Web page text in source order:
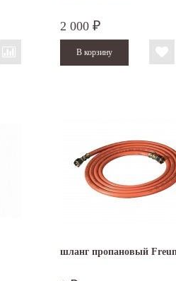
2 000 ₽
шланг пропановый